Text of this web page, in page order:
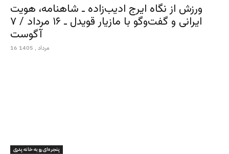
ورزش از نگاه ایرج ادیب‌زاده ـ شاهنامه، هویت
ایرانی و گفت‌وگو با مازیار قویدل ـ ۱۶ مرداد / ۷
آگوست
16 مرداد , 1405
پنجره‌ای رو به خانه پدری